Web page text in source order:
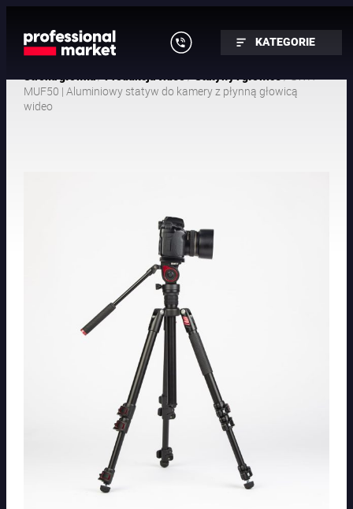
KATEGORIE
/ /
/ SWIT
MUF50 | Aluminiowy statyw do kamery z płynną głowicą
wideo